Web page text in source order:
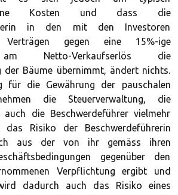
Kosten und dass die
in den mit den Investoren
Verträgen gegen eine 15%-ige
Netto-Verkaufserlös die
der Bäume übernimmt, ändert nichts.
für die Gewährung der pauschalen
die Steuerverwaltung, die
die Beschwerdeführer vielmehr
Risiko der Beschwerdeführerin
aus der von ihr gemäss ihren
gegenüber den
Verpflichtung ergibt und
dadurch auch das Risiko eines